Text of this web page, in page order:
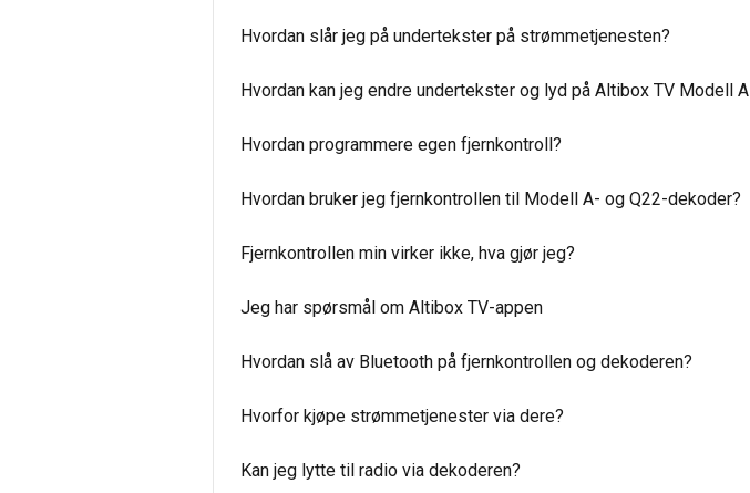
Hvordan slår jeg på undertekster på strømmetjenesten?
Hvordan kan jeg endre undertekster og lyd på Altibox TV Modell A
Hvordan programmere egen fjernkontroll?
Hvordan bruker jeg fjernkontrollen til Modell A- og Q22-dekoder?
Fjernkontrollen min virker ikke, hva gjør jeg?
Jeg har spørsmål om Altibox TV-appen
Hvordan slå av Bluetooth på fjernkontrollen og dekoderen?
Hvorfor kjøpe strømmetjenester via dere?
Kan jeg lytte til radio via dekoderen?